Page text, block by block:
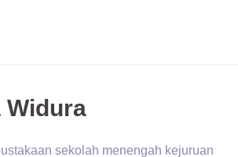
Widura
sekolah menengah kejuruan